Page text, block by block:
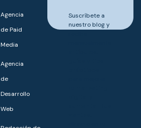
Agencia
de Paid
Media
Agencia
de
Desarrollo
Web
Suscríbete a
nuestro blog y